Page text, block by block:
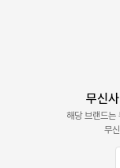
무신
해당 브랜드는
무